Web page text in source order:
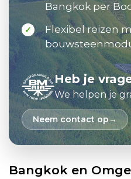
Bangkok per
✓
Flexibel reizen
Heb je
We helpen je
Neem contact op
Bangkok en